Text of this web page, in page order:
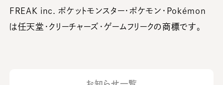
FREAK inc. ポケットモンスター・ポケモン・Pokémon
は任天堂・クリーチャーズ・ゲームフリークの商標です。